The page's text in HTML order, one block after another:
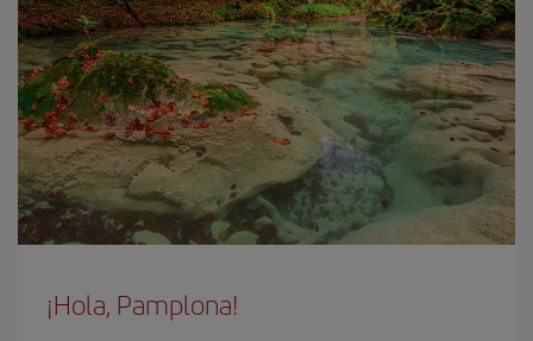
¡Hola, Pamplona!